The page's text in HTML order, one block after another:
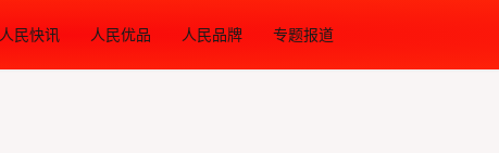
人民快讯 人民优品 人民品牌 专题报道